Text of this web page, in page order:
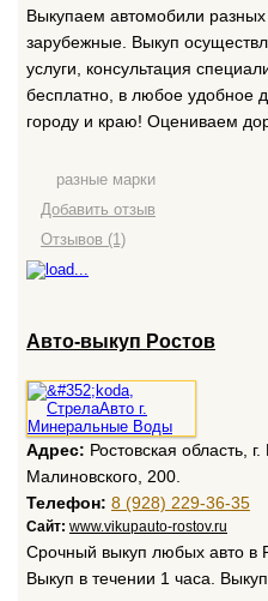
Выкупаем автомобили разных
зарубежные. Выкуп
услуги, консультация
бесплатно, в любое удобное
городу и краю! Оцениваем
разные марки
Добавить отзыв
Отзывов (1)
Авто-выкуп Ростов
Адрес: Ростовская область,
Малиновского, 200.
Телефон: 8 (928) 229-36-35
Сайт: www.vikupauto-rostov.ru
Срочный выкуп любых авто в
Выкуп в течении 1 часа.